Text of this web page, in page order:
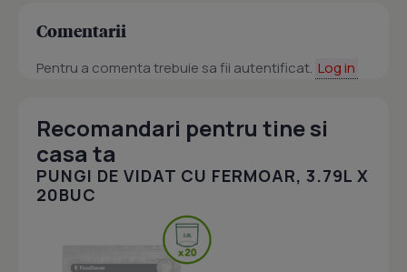
Comentarii
Pentru a comenta trebuie sa fii autentificat. Log in
Recomandari pentru tine si
casa ta
PUNGI DE VIDAT CU FERMOAR, 3.79L X
20BUC